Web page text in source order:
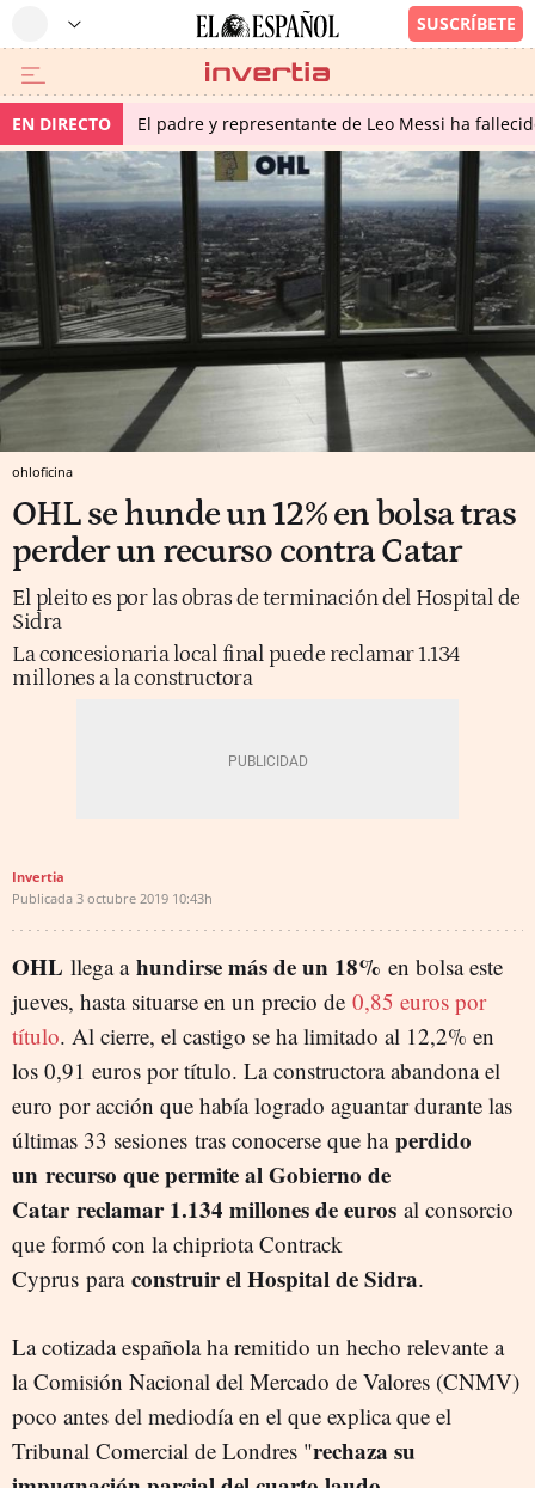
EN DIRECTO El padre y representante de Leo Messi ha
ohloficina
OHL se hunde un 12% en bolsa tras
perder un recurso contra Catar
El pleito es por las obras de terminación del Hospital de
Sidra
La concesionaria local final puede reclamar 1.134
millones a la constructora
Invertia
Publicada 3 octubre 2019 10:43h
OHL llega a hundirse más de un 18% en bolsa este
jueves, hasta situarse en un precio de 0,85 euros por
título. Al cierre, el castigo se ha limitado al 12,2% en
los 0,91 euros por título. La constructora abandona el
euro por acción que había logrado aguantar durante las
últimas 33 sesiones tras conocerse que haperdido
un recurso que permite al Gobierno de
Catar reclamar 1.134 millones de euros al consorcio
que formó con la chipriota Contrack
Cyprus para construir el Hospital de Sidra.
La cotizada española ha remitido un hecho relevante a
la Comisión Nacional del Mercado de Valores (CNMV)
poco antes del mediodía en el que explica que el
Tribunal Comercial de Londres "rechaza su